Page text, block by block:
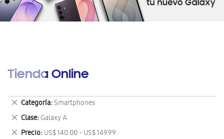
Tienda Online
Categoría Smartphones
Eliminar
este
artículo
Clase Galaxy A
Eliminar
este
Precio US$ 140.00 - US$ 149.99
Eliminar